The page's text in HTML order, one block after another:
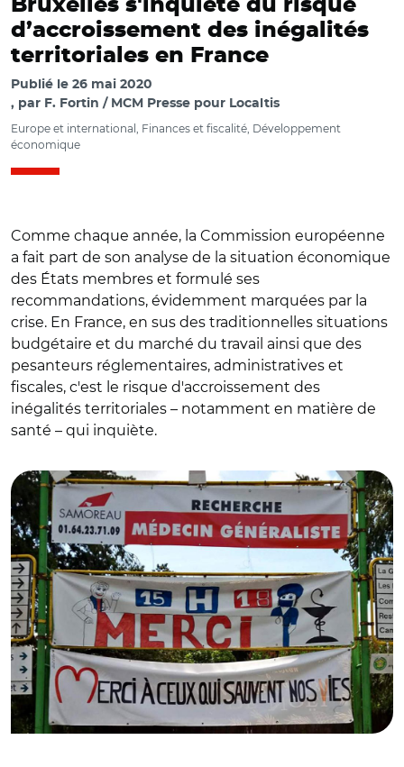
Bruxelles s'inquiète du risque
d’accroissement des inégalités
territoriales en France
Publié le 26 mai 2020
par F. Fortin / MCM Presse pour Localtis
Europe et international, Finances et fiscalité, Développement
économique
Comme chaque année, la Commission européenne
a fait part de son analyse de la situation économique
des États membres et formulé ses
recommandations, évidemment marquées par la
crise. En France, en sus des traditionnelles situations
budgétaire et du marché du travail ainsi que des
pesanteurs réglementaires, administratives et
fiscales, c'est le risque d'accroissement des
inégalités territoriales – notamment en matière de
santé – qui inquiète.